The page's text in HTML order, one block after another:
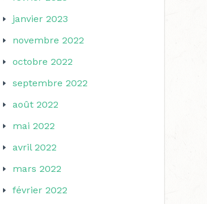
janvier 2023
novembre 2022
octobre 2022
septembre 2022
août 2022
mai 2022
avril 2022
mars 2022
février 2022